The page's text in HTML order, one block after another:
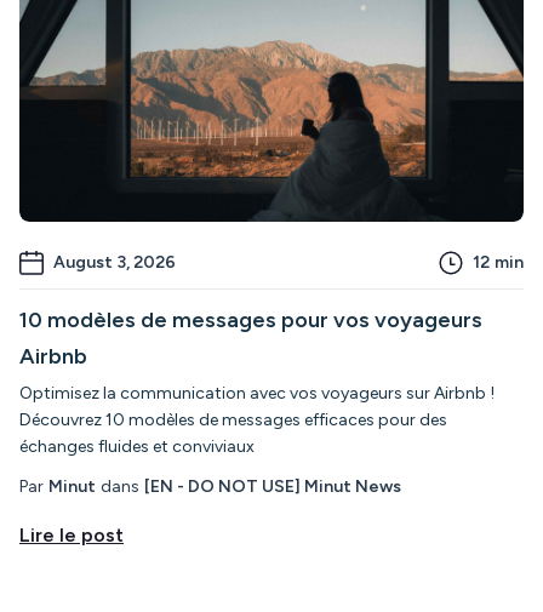
August 3, 2026 12 min
10 modèles de messages pour vos voyageurs
Airbnb
Optimisez la communication avec vos voyageurs sur Airbnb !
Découvrez 10 modèles de messages efficaces pour des
échanges fluides et conviviaux
Par Minut dans [EN - DO NOT USE] Minut News
Lire le post